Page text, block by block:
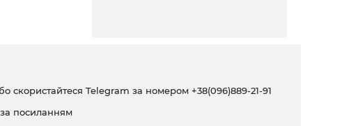
скористайтеся Telegram за номером +38(096)889-21-91
посиланням